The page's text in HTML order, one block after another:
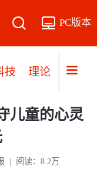
PC版本
技 理论 党建
儿童的心灵
| 阅读：8.2万